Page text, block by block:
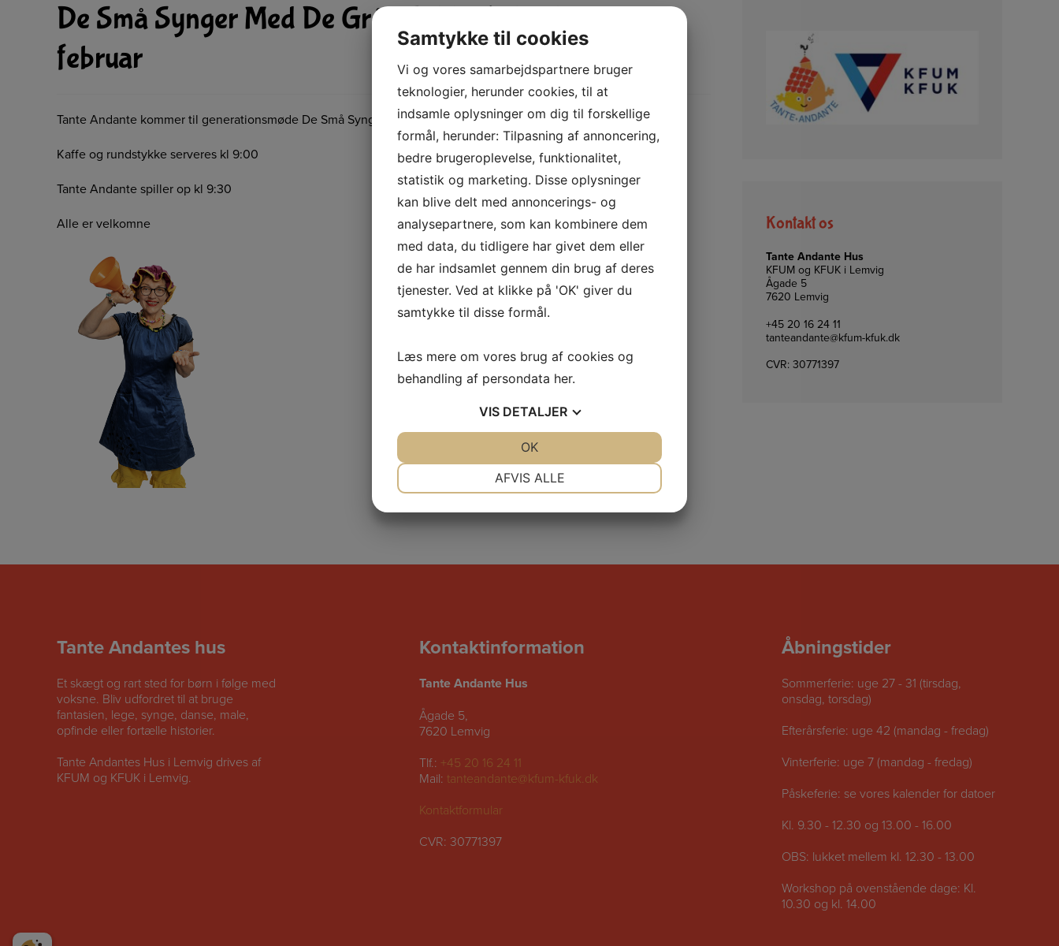
De Små Synger Med De Grå i Selde Kirke den 27.
februar
Tante Andante kommer til generationsmøde De Små Synger Med De Grå
Kaffe og rundstykke serveres kl 9:00
Tante Andante spiller op kl 9:30
Alle er velkomne
Kontakt os
Tante Andante Hus
KFUM og KFUK i Lemvig
Ågade 5
7620 Lemvig
+45 20 16 24 11
tanteandante@kfum-kfuk.dk
CVR: 30771397
Tante Andantes hus
Et skægt og rart sted for børn i følge med
voksne. Bliv udfordret til at bruge
fantasien, lege, synge, danse, male,
opfinde eller fortælle historier.
Tante Andantes Hus i Lemvig drives af
KFUM og KFUK i Lemvig.
Kontaktinformation
Tante Andante Hus
Ågade 5,
7620 Lemvig
Tlf.: +45 20 16 24 11
Mail: tanteandante@kfum-kfuk.dk
Kontaktformular
CVR: 30771397
Åbningstider
Sommerferie: uge 27 - 31 (tirsdag,
onsdag, torsdag)
Efterårsferie: uge 42 (mandag - fredag)
Vinterferie: uge 7 (mandag - fredag)
Påskeferie: se vores kalender for datoer
Kl. 9.30 - 12.30 og 13.00 - 16.00
OBS: lukket mellem kl. 12.30 - 13.00
Workshop på ovenstående dage: Kl.
10.30 og kl. 14.00
Samtykke til cookies
Vi og vores samarbejdspartnere bruger
teknologier, herunder cookies, til at
indsamle oplysninger om dig til forskellige
formål, herunder: Tilpasning af annoncering,
bedre brugeroplevelse, funktionalitet,
statistik og marketing. Disse oplysninger
kan blive delt med annoncerings- og
analysepartnere, som kan kombinere dem
med data, du tidligere har givet dem eller
de har indsamlet gennem din brug af deres
tjenester. Ved at klikke på 'OK' giver du
samtykke til disse formål.
Læs mere om vores brug af cookies og
behandling af persondata her.
VIS DETALJER
AFVIS ALLE
OK